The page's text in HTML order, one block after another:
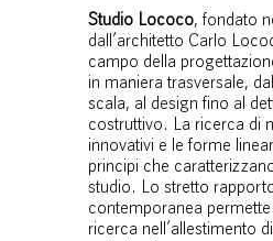
Studio Lococo, fondato
dall’architetto Carlo
campo della
in maniera trasversale,
scala, al design fino al
costruttivo. La ricerca di
innovativi e le forme
principi che
studio. Lo stretto
contemporanea
ricerca nell’allestimento